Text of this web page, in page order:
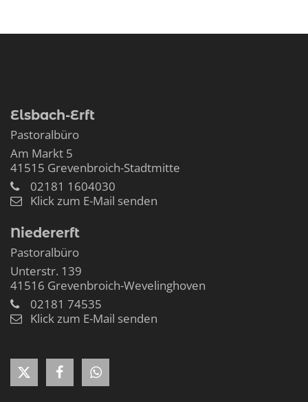
Elsbach-Erft
Pastoralbüro
Am Markt 5
41515 Grevenbroich-Stadtmitte
02181 1604030
Klick zum E-Mail senden
Niedererft
Pastoralbüro
Unterstr. 139
41516 Grevenbroich-Wevelinghoven
02181 74535
Klick zum E-Mail senden